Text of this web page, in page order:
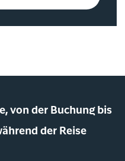
von der Buchung bis
der Reise